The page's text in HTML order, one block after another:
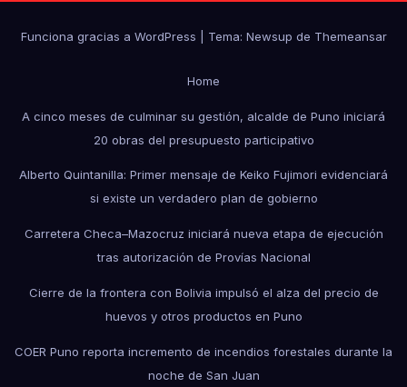
Funciona gracias a WordPress Tema: Newsup de Themeansar
Home
A cinco meses de culminar su gestión, alcalde de Puno iniciará
20 obras del presupuesto participativo
Alberto Quintanilla: Primer mensaje de Keiko Fujimori evidenciará
si existe un verdadero plan de gobierno
Carretera Checa–Mazocruz iniciará nueva etapa de ejecución
tras autorización de Provías Nacional
Cierre de la frontera con Bolivia impulsó el alza del precio de
huevos y otros productos en Puno
COER Puno reporta incremento de incendios forestales durante la
noche de San Juan